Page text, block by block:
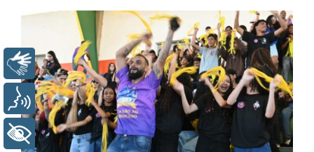
Libras
Voz
+ Acessibilidade